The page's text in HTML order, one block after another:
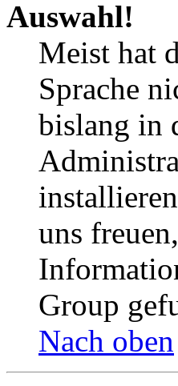
Auswahl!
Meist hat
Sprache
bislang in
uns
Group
Nach oben